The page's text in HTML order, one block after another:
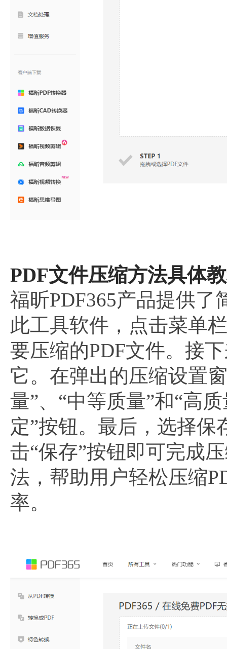
PDF文件压缩方法具体
福昕PDF365产品提供了
此工具软件，点击菜单
要压缩的PDF文件。接
它。在弹出的压缩设置
量”、“中等质量”和“高
定”按钮。最后，选择保
击“保存”按钮即可完成
法，帮助用户轻松压缩
率。